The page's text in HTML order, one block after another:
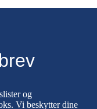
og
Vi beskytter dine